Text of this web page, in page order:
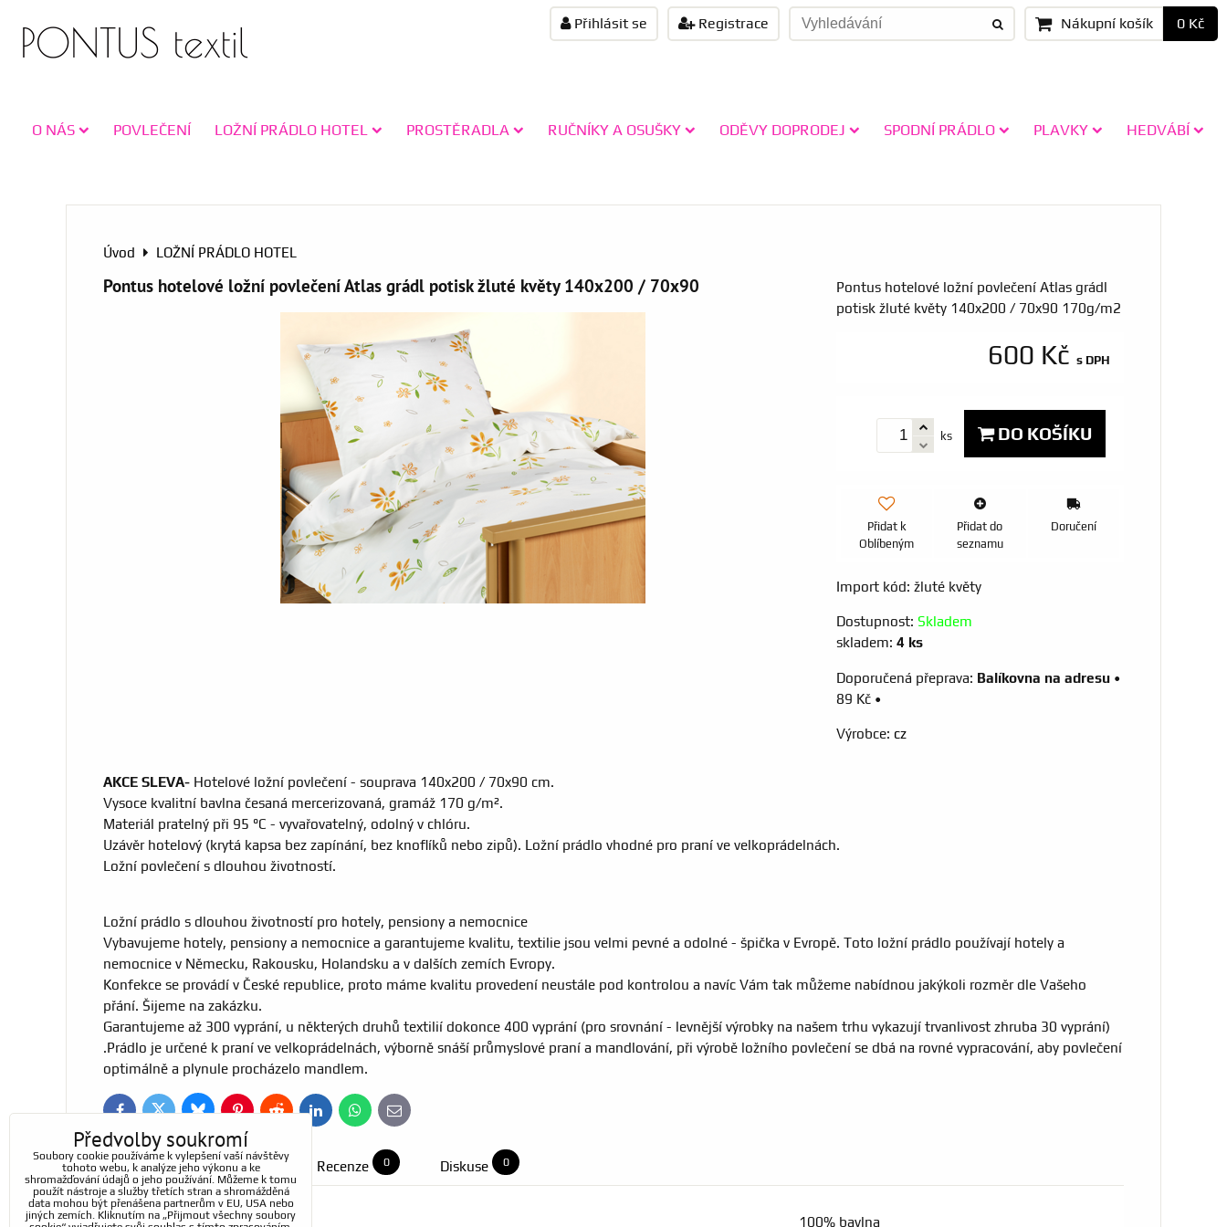
PONTUS textil Přihlásit se Registrace Nákupní košík 0 Kč
O NÁS POVLEČENÍ LOŽNÍ PRÁDLO HOTEL PROSTĚRADLA RUČNÍKY A OSUŠKY ODĚVY DOPRODEJ SPODNÍ PRÁDLO PLAVKY HEDVÁBÍ
Úvod LOŽNÍ PRÁDLO HOTEL
Pontus hotelové ložní povlečení Atlas grádl potisk žluté květy 140x200 / 70x90
Pontus hotelové ložní povlečení Atlas grádl
potisk žluté květy 140x200 / 70x90 170g/m2
600 Kč s DPH
ks DO KOŠÍKU
Přidat k
Oblíbeným
Přidat do
seznamu
Doručení
Import kód: žluté květy
Dostupnost: Skladem
skladem: 4 ks
Balíkovna na adresu •
89 Kč •
Výrobce: cz
AKCE SLEVA- Hotelové ložní povlečení - souprava 140x200 / 70x90 cm.
Vysoce kvalitní bavlna česaná mercerizovaná, gramáž 170 g/m².
Materiál pratelný při 95 °C - vyvařovatelný, odolný v chlóru.
Uzávěr hotelový (krytá kapsa bez zapínání, bez knoflíků nebo zipů). Ložní prádlo vhodné pro praní ve velkoprádelnách.
Ložní povlečení s dlouhou životností.
Ložní prádlo s dlouhou životností pro hotely, pensiony a nemocnice
Vybavujeme hotely, pensiony a nemocnice a garantujeme kvalitu, textilie jsou velmi pevné a odolné - špička v Evropě. Toto ložní prádlo používají hotely a
nemocnice v Německu, Rakousku, Holandsku a v dalších zemích Evropy.
Konfekce se provádí v České republice, proto máme kvalitu provedení neustále pod kontrolou a navíc Vám tak můžeme nabídnou jakýkoli rozměr dle Vašeho
přání. Šijeme na zakázku.
Garantujeme až 300 vyprání, u některých druhů textilií dokonce 400 vyprání (pro srovnání - levnější výrobky na našem trhu vykazují trvanlivost zhruba 30 vyprání)
.Prádlo je určené k praní ve velkoprádelnách, výborně snáší průmyslové praní a mandlování, při výrobě ložního povlečení se dbá na rovné vypracování, aby povlečení
optimálně a plynule procházelo mandlem.
FacebookTwitterBlueskyPinterestReddit LinkedInWhatsApp
E-
mail
Doplňující informace Recenze 0 Diskuse 0
Materiál: 100% bavlna
Předvolby soukromí
Soubory cookie používáme k vylepšení vaší návštěvy
tohoto webu, k analýze jeho výkonu a ke
shromažďování údajů o jeho používání. Můžeme k tomu
použít nástroje a služby třetích stran a shromážděná
data mohou být přenášena partnerům v EU, USA nebo
jiných zemích. Kliknutím na „Přijmout všechny soubory